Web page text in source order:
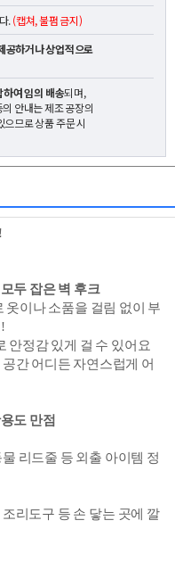
.(캡쳐, 불펌 금지)
공하거나 상업적으로
하여 임의 배송되며,
안내는 제조 공장의
으므로 상품 주문 시
두 잡은 벽 후크
옷이나 소품을 걸림 없이 부
안정감 있게 걸 수 있어요
간 어디든 자연스럽게 어
도 만점
리드줄 등 외출 아이템 정
리도구 등 손 닿는 곳에 깔